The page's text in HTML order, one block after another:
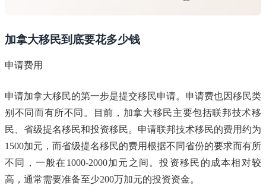
加拿大移民到底要花多少钱
申请费用
申请加拿大移民的第一步是提交移民申请。申请费也因移民类
别不同而有所不同。目前，加拿大移民主要包括联邦技术移
民、省级提名移民和投资移民。申请联邦技术移民的费用约为
1500加元，而省级提名移民的费用根据不同省份的要求而有所
不同，一般在1000-2000加元之间。投资移民的成本相对较
高，通常需要准备至少200万加元的投资资金。